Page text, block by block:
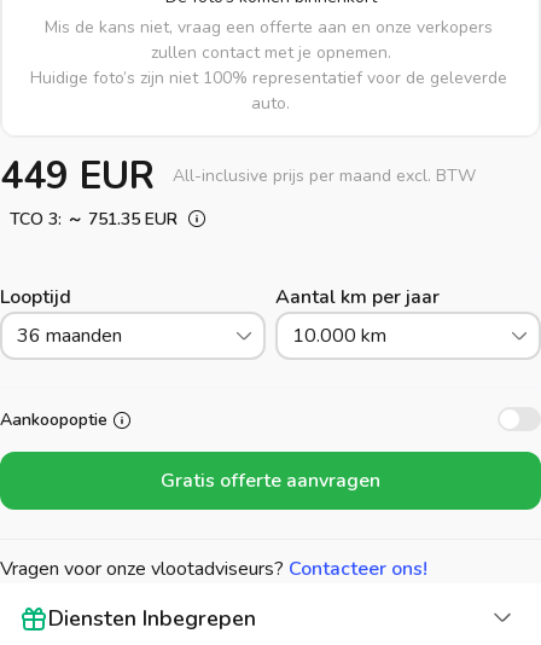
Mis de kans niet, vraag een offerte aan en onze verkopers
zullen contact met je opnemen.
Huidige foto’s zijn niet 100% representatief voor de geleverde
auto.
449 EUR
All-inclusive prijs per maand excl. BTW
TCO 3: ～ 751.35 EUR
Looptijd
36 maanden
Aantal km per jaar
10.000 km
Aankoopoptie
Gratis offerte aanvragen
Vragen voor onze vlootadviseurs? Contacteer ons!
Diensten Inbegrepen